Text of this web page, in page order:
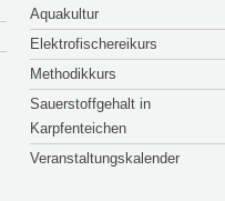
Aquakultur
Elektrofischereikurs
Methodikkurs
Sauerstoffgehalt in
Karpfenteichen
Veranstaltungskalender